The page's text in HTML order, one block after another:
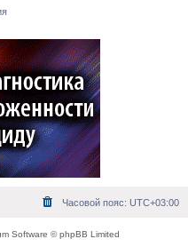
Часовой пояс: UTC+03:00
Software © phpBB Limited